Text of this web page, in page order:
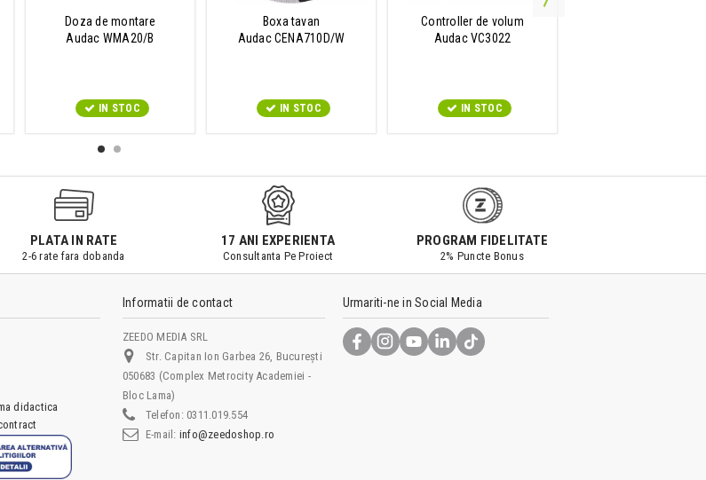
Doza de montare
Audac WMA20/B
IN STOC
Boxa tavan
Audac CENA710D/W
IN STOC
Controller de volum
Audac VC3022
IN STOC
PLATA IN RATE
2-6 rate fara dobanda
17 ANI EXPERIENTA
Consultanta Pe Proiect
PROGRAM FIDELITATE
2% Puncte Bonus
didactica
Informatii de contact
ZEEDO MEDIA SRL
Str. Capitan Ion Garbea 26, București
050683 (Complex Metrocity Academiei -
Bloc Lama)
Telefon: 0311.019.554
E-mail: info@zeedoshop.ro
Urmariti-ne in Social Media